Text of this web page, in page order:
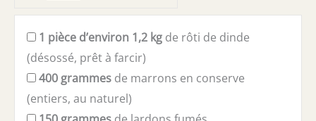
1 pièce d’environ 1,2 kg de rôti de dinde
(désossé, prêt à farcir)
400 grammes de marrons en conserve
(entiers, au naturel)